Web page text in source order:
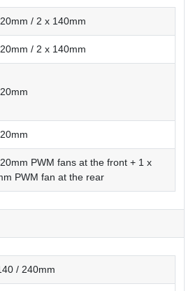
/ 2 x 140mm
/ 2 x 140mm
PWM fans at the front + 1 x
PWM fan at the rear
/ 240mm